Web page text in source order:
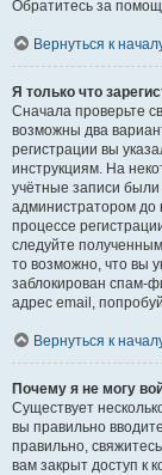
Обратитесь за
Вернуться к
Я только что
Сначала проверьте
возможны два
регистрации вы
инструкциям. На
учётные записи
администратором до
процессе
следуйте
то возможно, что вы
заблокирован спам-
адрес email,
Вернуться к
Почему я не могу
Существует
вы правильно
правильно,
вам закрыт доступ к